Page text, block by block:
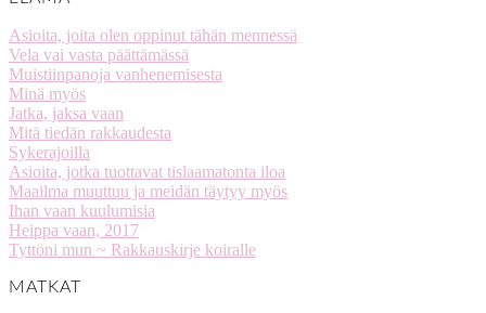
Asioita, joita olen oppinut tähän mennessä
Vela vai vasta päättämässä
Muistiinpanoja vanhenemisesta
Minä myös
Jatka, jaksa vaan
Mitä tiedän rakkaudesta
Sykerajoilla
Asioita, jotka tuottavat tislaamatonta iloa
Maailma muuttuu ja meidän täytyy myös
Ihan vaan kuulumisia
Heippa vaan, 2017
Tyttöni mun ~ Rakkauskirje koiralle
MATKAT